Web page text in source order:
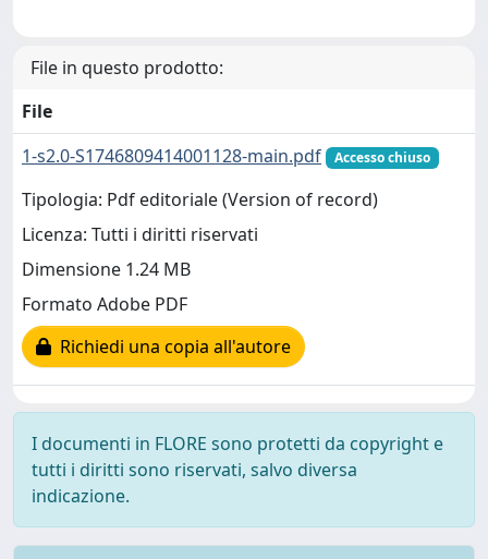
File in questo prodotto:
File
1-s2.0-S1746809414001128-main.pdf
Accesso chiuso
Tipologia: Pdf editoriale (Version of record)
Licenza: Tutti i diritti riservati
Dimensione 1.24 MB
Formato Adobe PDF
Richiedi una copia all'autore
I documenti in FLORE sono protetti da copyright e
tutti i diritti sono riservati, salvo diversa
indicazione.